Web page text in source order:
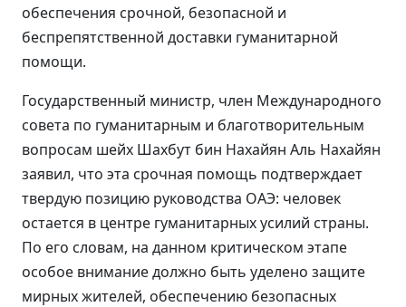
обеспечения срочной, безопасной и
беспрепятственной доставки гуманитарной
помощи.
Государственный министр, член Международного
совета по гуманитарным и благотворительным
вопросам шейх Шахбут бин Нахайян Аль Нахайян
заявил, что эта срочная помощь подтверждает
твердую позицию руководства ОАЭ: человек
остается в центре гуманитарных усилий страны.
По его словам, на данном критическом этапе
особое внимание должно быть уделено защите
мирных жителей, обеспечению безопасных